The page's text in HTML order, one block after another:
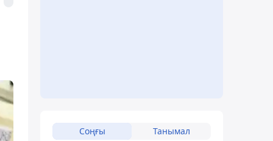
Соңғы Танымал